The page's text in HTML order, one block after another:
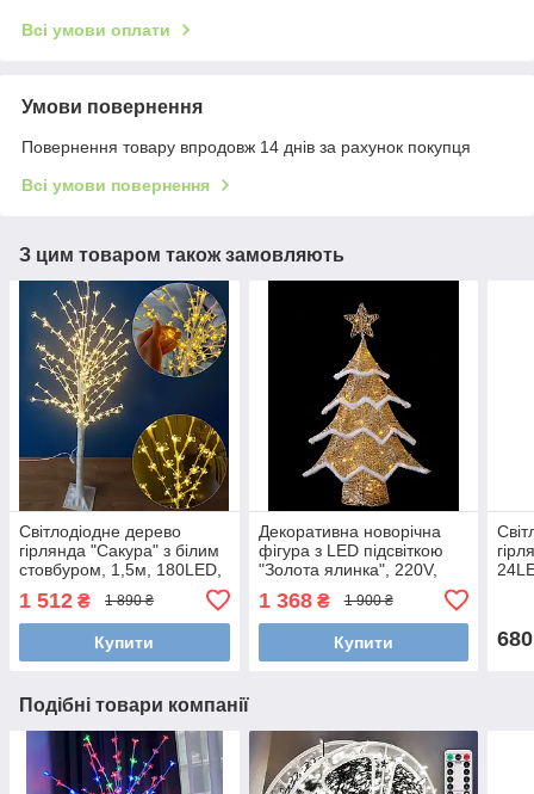
Всі умови оплати
Умови повернення
Повернення товару впродовж 14 днів за рахунок покупця
Всі умови повернення
З цим товаром також замовляють
Світлодіодне дерево
гірлянда "Сакура" з білим
стовбуром, 1,5м, 180LED,
1 512 ₴ 1 890 ₴
Купити
Декоративна новорічна
фігура з LED підсвіткою
"Золота ялинка", 220V,
1 368₴ 1 900 ₴
Купити 680
Подібні товари компанії